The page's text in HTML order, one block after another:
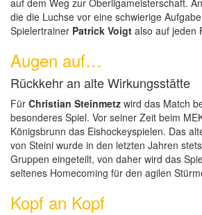
auf dem Weg zur Oberligameisterschaft.
die die Luchse vor eine schwierige
Spielertrainer Patrick Voigt also auf jeden
Augen auf…
Rückkehr an alte Wirkungsstätte
Für Christian Steinmetz wird das Match
besonderes Spiel. Vor seiner Zeit beim
Königsbrunn das Eishockeyspielen. Das
von Steini wurde in den letzten Jahren
Gruppen eingeteilt, von daher wird das
seltenes Homecoming für den agilen
Kopf an Kopf